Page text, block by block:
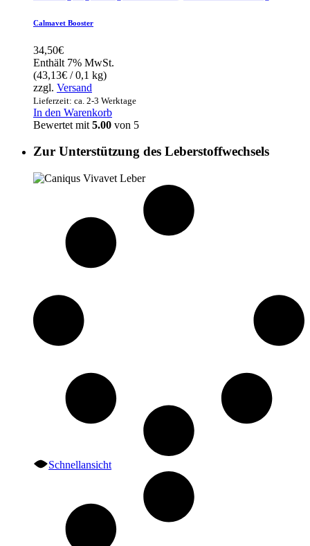
Calmavet Booster
34,50€
Enthält 7% MwSt.
(43,13€ / 0,1 kg)
zzgl. Versand
Lieferzeit: ca. 2-3 Werktage
In den Warenkorb
Bewertet mit 5.00 von 5
Zur Unterstützung des Leberstoffwechsels
Schnellansicht